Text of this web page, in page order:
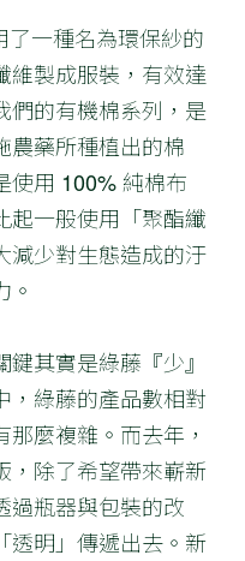
了一種名為環保紗的
維製成服裝，有效達
們的有機棉系列，是
農藥所種植出的棉
使用 100% 純棉布
起一般使用「聚酯纖
減少對生態造成的汙
其實是綠藤『少』
，綠藤的產品數相對
麼複雜。而去年，
，除了希望帶來嶄新
過瓶器與包裝的改
透明」傳遞出去。新